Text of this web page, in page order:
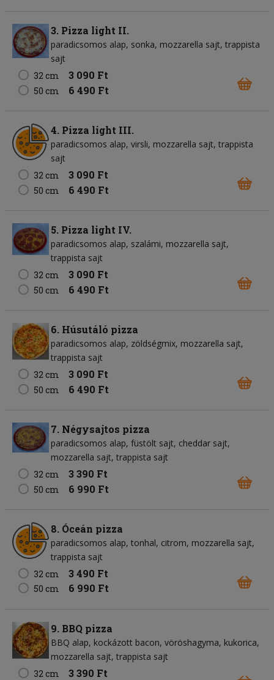
3. Pizza light II.
paradicsomos alap sonka mozzarella sajt trappista
sajt
32 cm
3 090 Ft
50 cm 6 490 Ft
4. Pizza light III.
paradicsomos alap virsli mozzarella sajt trappista
sajt
32 cm
3 090 Ft
50 cm 6 490 Ft
5. Pizza light IV.
paradicsomos alap szalámi mozzarella sajt
trappista sajt
32 cm
3 090 Ft
50 cm 6 490 Ft
6. Húsutáló pizza
paradicsomos alap zöldségmix mozzarella sajt
trappista sajt
32 cm
3 090 Ft
50 cm 6 490 Ft
7. Négysajtos pizza
paradicsomos alap füstölt sajt cheddar sajt
mozzarella sajt trappista sajt
32 cm
3 390 Ft
50 cm 6 990 Ft
8. Óceán pizza
paradicsomos alap tonhal citrom mozzarella sajt
trappista sajt
32 cm
3 490 Ft
50 cm 6 990 Ft
9. BBQ pizza
BBQ alap kockázott bacon vöröshagyma kukorica
mozzarella sajt trappista sajt
32 cm
3 390 Ft